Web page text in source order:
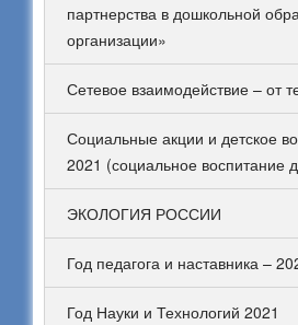
партнерства в дошкольной
организации»
Сетевое взаимодействие – от
Социальные акции и детское
2021 (социальное воспитание
ЭКОЛОГИЯ РОССИИ
Год педагога и наставника –
Год Науки и Технологий 2021